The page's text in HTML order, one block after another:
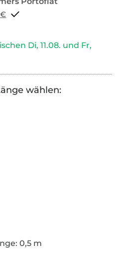
Portoflat schon ab 9,95 €
Di, 11.08. und Fr,
wählen:
0,5 m